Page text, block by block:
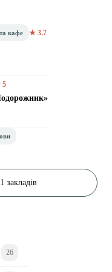
кафе ★ 3.7
закладів
26